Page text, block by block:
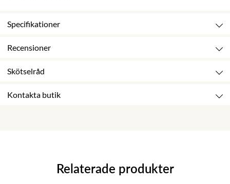
Specifikationer
Recensioner
Skötselråd
Kontakta butik
Relaterade produkter